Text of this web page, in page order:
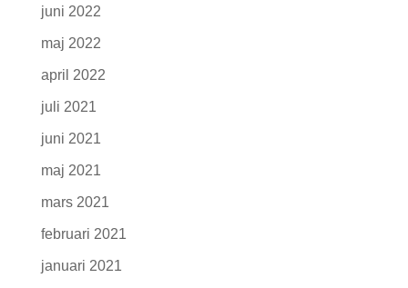
juni 2022
maj 2022
april 2022
juli 2021
juni 2021
maj 2021
mars 2021
februari 2021
januari 2021